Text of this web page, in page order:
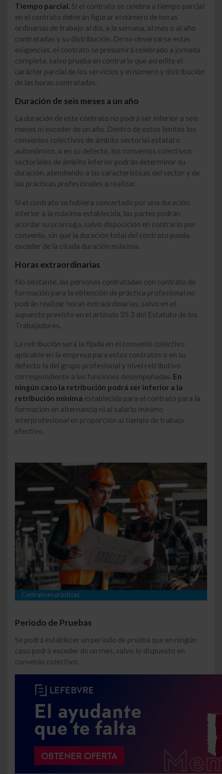
Tiempo parcial. Si el contrato se celebra a tiempo parcial
en el contrato deberán figurar el número de horas
ordinarias de trabajo al día, a la semana, al mes o al año
contratadas y su distribución. De no observarse estas
exigencias, el contrato se presumirá celebrado a jornada
completa, salvo prueba en contrario que acredite el
carácter parcial de los servicios y el número y distribución
de las horas contratadas.
Duración de seis meses a un año
La duración de este contrato no podrá ser inferior a seis
meses ni exceder de un año. Dentro de estos límites los
convenios colectivos de ámbito sectorial estatal o
autonómico, o en su defecto, los convenios colectivos
sectoriales de ámbito inferior podrán determinar su
duración, atendiendo a las características del sector y de
las prácticas profesionales a realizar.
Si el contrato se hubiera concertado por una duración
inferior a la máxima establecida, las partes podrán
acordar su prórroga, salvo disposición en contrario por
convenio, sin que la duración total del contrato pueda
exceder de la citada duración máxima.
Horas extraordinarias
No obstante, las personas contratadas con contrato de
formación para la obtención de práctica profesional no
podrán realizar horas extraordinarias, salvo en el
supuesto previsto en el artículo 35.3 del Estatuto de los
Trabajadores.
La retribución será la fijada en el convenio colectivo
aplicable en la empresa para estos contratos o en su
defecto la del grupo profesional y nivel retributivo
correspondiente a las funciones desempeñadas. En
ningún caso la retribución podrá ser inferior a la
retribución mínima establecida para el contrato para la
formación en alternancia ni al salario mínimo
interprofesional en proporción al tiempo de trabajo
efectivo.
Contrato en prácticas
Periodo de Pruebas
Se podrá establecer un periodo de prueba que en ningún
caso podrá exceder de un mes, salvo lo dispuesto en
convenio colectivo.